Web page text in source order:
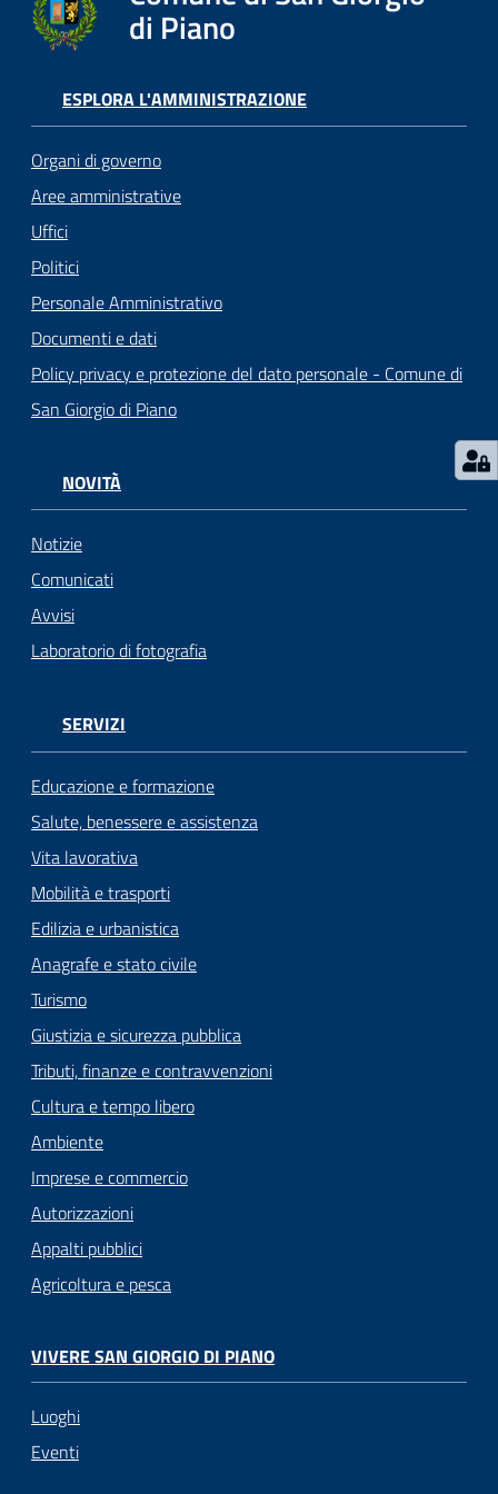
o
n
e
Tutti
gli
argomenti...
di Piano
ESPLORA L'AMMINISTRAZIONE
Organi di governo
Aree amministrative
Uffici
Politici
Personale Amministrativo
Documenti e dati
Policy privacy e protezione del dato personale - Comune di
San Giorgio di Piano
NOVITÀ
Notizie
Comunicati
Avvisi
Laboratorio di fotografia
SERVIZI
Educazione e formazione
Salute, benessere e assistenza
Vita lavorativa
Mobilità e trasporti
Edilizia e urbanistica
Anagrafe e stato civile
Turismo
Giustizia e sicurezza pubblica
Tributi, finanze e contravvenzioni
Cultura e tempo libero
Ambiente
Imprese e commercio
Autorizzazioni
Appalti pubblici
Agricoltura e pesca
VIVERE SAN GIORGIO DI PIANO
Luoghi
Eventi